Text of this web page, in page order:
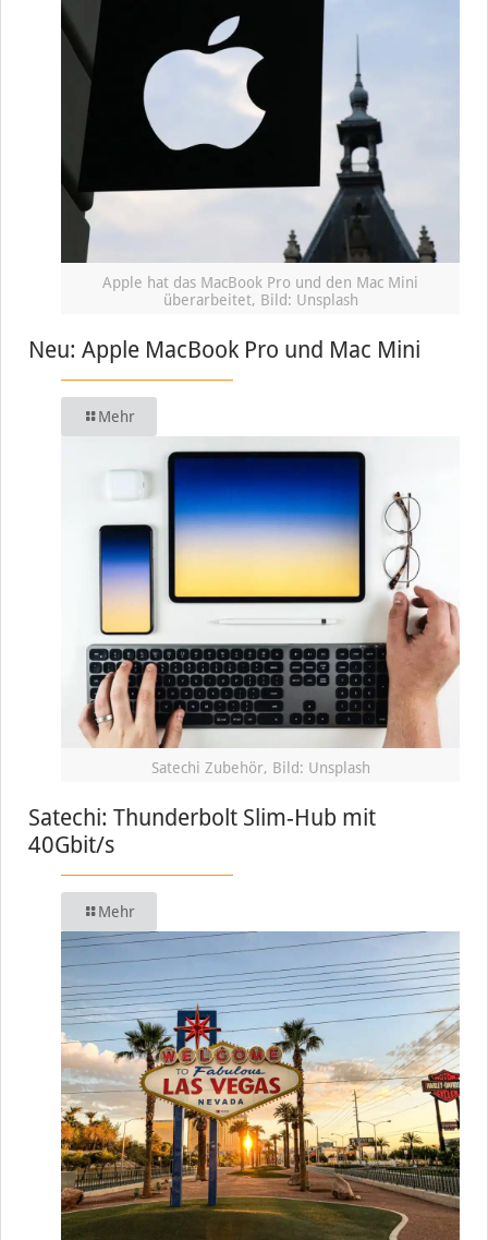
Apple hat das MacBook Pro und den Mac Mini
überarbeitet, Bild: Unsplash
Neu: Apple MacBook Pro und Mac Mini
Mehr
Satechi Zubehör, Bild: Unsplash
Satechi: Thunderbolt Slim-Hub mit
40Gbit/s
Mehr